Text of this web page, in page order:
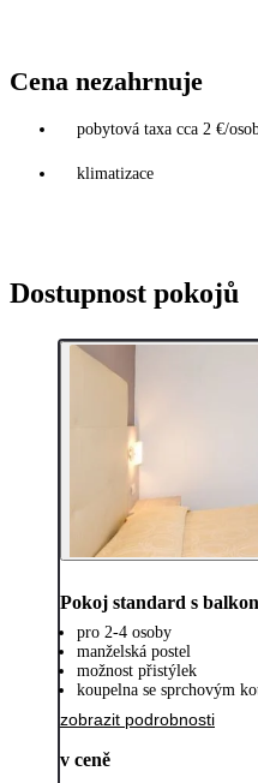
Cena nezahrnuje
pobytová taxa cca 2 €/
klimatizace
Dostupnost pokojů
Pokoj standard s
pro 2-4 osoby
manželská postel
možnost přistýlek
koupelna se sprchovým
zobrazit podrobnosti
v ceně